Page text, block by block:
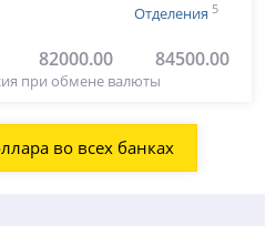
Отделения 5
82000.00 84500.00
при обмене валюты
во всех банках